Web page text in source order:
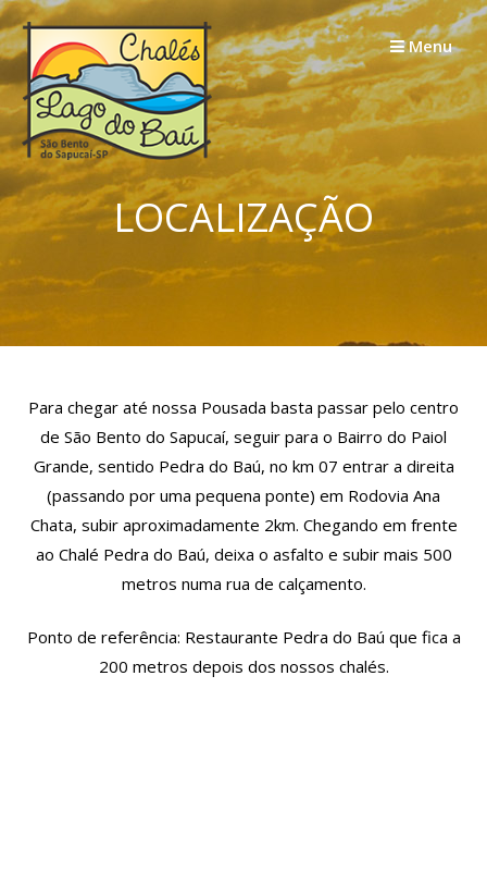
Skip
to
content
Menu
LOCALIZAÇÃO
Para chegar até nossa Pousada basta passar pelo centro
de São Bento do Sapucaí, seguir para o Bairro do Paiol
Grande, sentido Pedra do Baú, no km 07 entrar a direita
(passando por uma pequena ponte) em Rodovia Ana
Chata, subir aproximadamente 2km. Chegando em frente
ao Chalé Pedra do Baú, deixa o asfalto e subir mais 500
metros numa rua de calçamento.
Ponto de referência: Restaurante Pedra do Baú que fica a
200 metros depois dos nossos chalés.